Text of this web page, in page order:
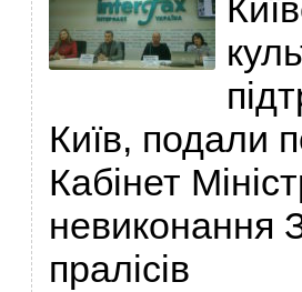
Київ, подали
Кабінет
невиконання
пралісів